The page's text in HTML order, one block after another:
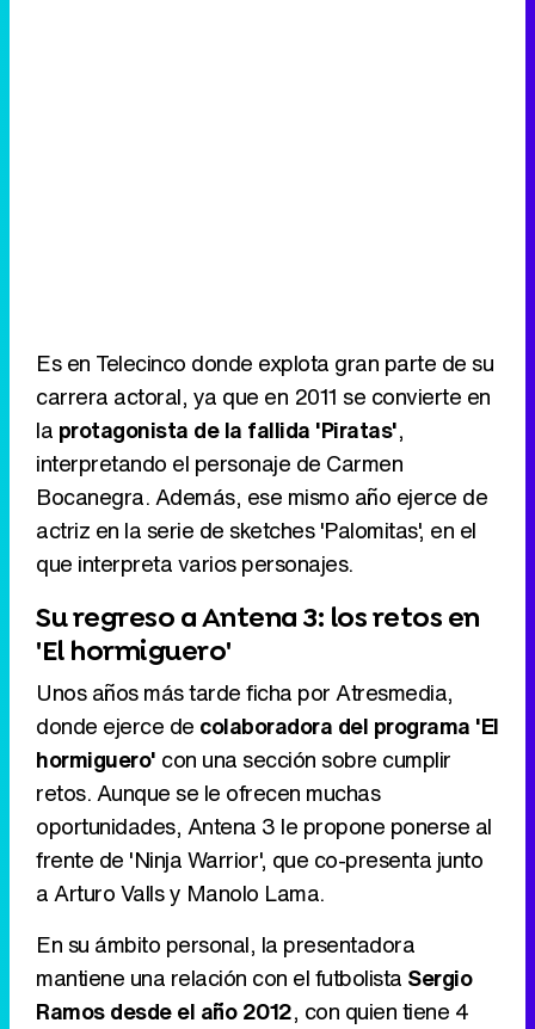
Es en Telecinco donde explota gran parte de su
carrera actoral, ya que en 2011 se convierte en
la protagonista de la fallida 'Piratas',
interpretando el personaje de Carmen
Bocanegra. Además, ese mismo año ejerce de
actriz en la serie de sketches 'Palomitas', en el
que interpreta varios personajes.
Su regreso a Antena 3: los retos en
'El hormiguero'
Unos años más tarde ficha por Atresmedia,
donde ejerce de colaboradora del programa 'El
hormiguero' con una sección sobre cumplir
retos. Aunque se le ofrecen muchas
oportunidades, Antena 3 le propone ponerse al
frente de 'Ninja Warrior', que co-presenta junto
a Arturo Valls y Manolo Lama.
En su ámbito personal, la presentadora
mantiene una relación con el futbolista Sergio
Ramos desde el año 2012, con quien tiene 4